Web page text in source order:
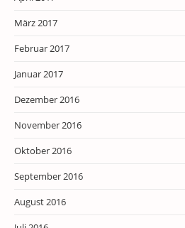
März 2017
Februar 2017
Januar 2017
Dezember 2016
November 2016
Oktober 2016
September 2016
August 2016